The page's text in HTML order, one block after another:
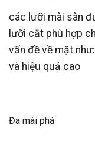
các lưỡi mài sàn
lưỡi cắt phù hợp
vấn đề về mặt
và hiệu quả cao
Đá mài phá